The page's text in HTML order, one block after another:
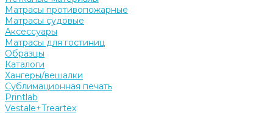
Матрасы противопожарные
Матрасы судовые
Аксессуары
Матрасы для гостиниц
Образцы
Каталоги
Хангеры/вешалки
Сублимационная печать
Printlab
Vestale+Treartex